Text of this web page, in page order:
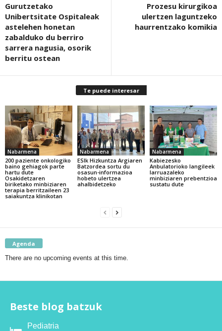
Gurutzetako
Unibertsitate Ospitaleak
astelehen honetan
zabalduko du berriro
sarrera nagusia, osorik
berritu ostean
Prozesu kirurgikoa
ulertzen laguntzeko
haurrentzako komikia
Te puede interesar
Nabarmena
200 paziente onkologiko
baino gehiagok parte
hartu dute
Osakidetzaren
biriketako minbiziaren
terapia berritzaileen 23
saiakuntza klinikotan
Nabarmena
ESIk Hizkuntza Argiaren
Batzordea sortu du
osasun-informazioa
hobeto ulertzea
ahalbidetzeko
Nabarmena
Kabiezesko
Anbulatorioko langileek
larruazaleko
minbiziaren prebentzioa
sustatu dute
Agenda
There are no upcoming events at this time.
Beste blog batzuk
Pediatria